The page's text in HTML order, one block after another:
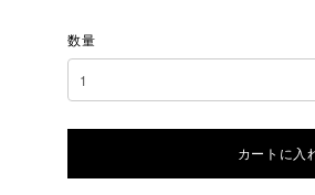
数量
カートに入